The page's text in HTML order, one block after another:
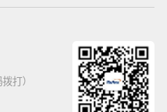
打）